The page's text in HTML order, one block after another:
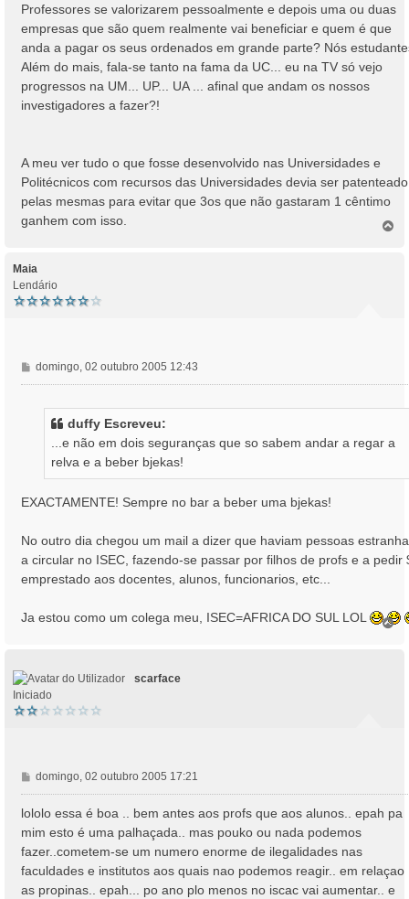
Professores se valorizarem pessoalmente e depois uma ou duas
empresas que são quem realmente vai beneficiar e quem é que
anda a pagar os seus ordenados em grande parte? Nós
Além do mais, fala-se tanto na fama da UC... eu na TV só vejo
progressos na UM... UP... UA ... afinal que andam os nossos
investigadores a fazer?!
A meu ver tudo o que fosse desenvolvido nas Universidades e
Politécnicos com recursos das Universidades devia ser patenteado
pelas mesmas para evitar que 3os que não gastaram 1 cêntimo
ganhem com isso.
Maia
Lendário
M
e
domingo, 02 outubro 2005 12:43
duffy Escreveu:
...e não em dois seguranças que so sabem andar a regar a
relva e a beber bjekas!
EXACTAMENTE! Sempre no bar a beber uma bjekas!
No outro dia chegou um mail a dizer que haviam pessoas
a circular no ISEC, fazendo-se passar por filhos de profs e a pedir
emprestado aos docentes, alunos, funcionarios, etc...
Ja estou como um colega meu, ISEC=AFRICA DO SUL LOL
T
scarface
Iniciado
M
e
n
s
g
e
m
domingo, 02 outubro 2005 17:21
lololo essa é boa .. bem antes aos profs que aos alunos.. epah pa
mim esto é uma palhaçada.. mas pouko ou nada podemos
fazer..cometem-se um numero enorme de ilegalidades nas
faculdades e institutos aos quais nao podemos reagir.. em relaçao
as propinas.. epah... po ano plo menos no iscac vai aumentar.. e